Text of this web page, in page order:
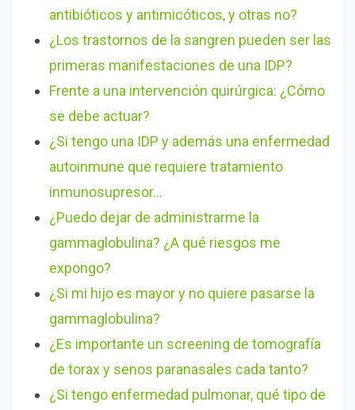
antibióticos y antimicóticos, y otras no?
¿Los trastornos de la sangren pueden ser las
primeras manifestaciones de una IDP?
Frente a una intervención quirúrgica: ¿Cómo
se debe actuar?
¿Si tengo una IDP y además una enfermedad
autoinmune que requiere tratamiento
inmunosupresor…
¿Puedo dejar de administrarme la
gammaglobulina? ¿A qué riesgos me
expongo?
¿Si mi hijo es mayor y no quiere pasarse la
gammaglobulina?
¿Es importante un screening de tomografía
de torax y senos paranasales cada tanto?
¿Si tengo enfermedad pulmonar, qué tipo de